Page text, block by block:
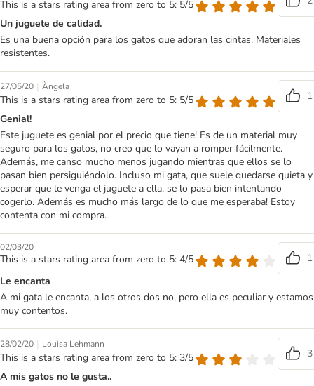
This is a stars rating area from zero to 5: 5/5
Un juguete de calidad.
Es una buena opción para los gatos que adoran las cintas. Materiales
resistentes.
27/05/20 | Àngela
This is a stars rating area from zero to 5: 5/5
1
Genial!
Este juguete es genial por el precio que tiene! Es de un material muy
seguro para los gatos, no creo que lo vayan a romper fácilmente.
Además, me canso mucho menos jugando mientras que ellos se lo
pasan bien persiguiéndolo. Incluso mi gata, que suele quedarse quieta y
esperar que le venga el juguete a ella, se lo pasa bien intentando
cogerlo. Además es mucho más largo de lo que me esperaba! Estoy
contenta con mi compra.
02/03/20
This is a stars rating area from zero to 5: 4/5
1
Le encanta
A mi gata le encanta, a los otros dos no, pero ella es peculiar y estamos
muy contentos.
28/02/20 | Louisa Lehmann
This is a stars rating area from zero to 5: 3/5
3
A mis gatos no le gusta..